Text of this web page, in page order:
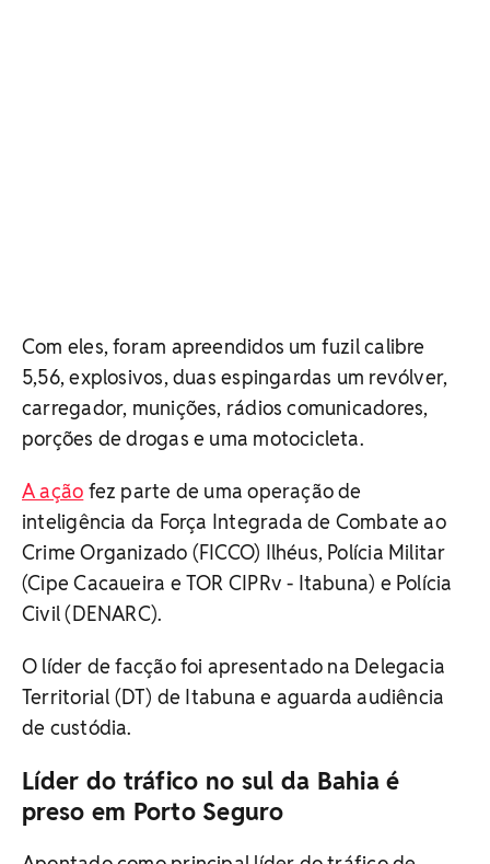
Com eles, foram apreendidos um fuzil calibre
5,56, explosivos, duas espingardas um revólver,
carregador, munições, rádios comunicadores,
porções de drogas e uma motocicleta.
A ação fez parte de uma operação de
inteligência da Força Integrada de Combate ao
Crime Organizado (FICCO) Ilhéus, Polícia Militar
(Cipe Cacaueira e TOR CIPRv - Itabuna) e Polícia
Civil (DENARC).
O líder de facção foi apresentado na Delegacia
Territorial (DT) de Itabuna e aguarda audiência
de custódia.
Líder do tráfico no sul da Bahia é
preso em Porto Seguro